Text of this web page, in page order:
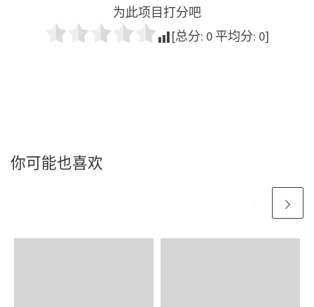
为此项目打分吧
[总分: 0 平均分: 0]
你可能也喜欢